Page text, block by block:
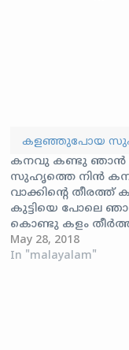
കളഞ്ഞുപോയ
കനവു കണ്ടു ഞാന്‍
സുഹൃത്തെ നിന്‍
വാക്കിന്റെ
കുട്ടിയെ പോലെ
കൊണ്ടു കളം
കനവു കണ്ടു ഞാന്‍
സുഹൃത്തെ നിന്‍
May 28, 2018
In "malayalam"